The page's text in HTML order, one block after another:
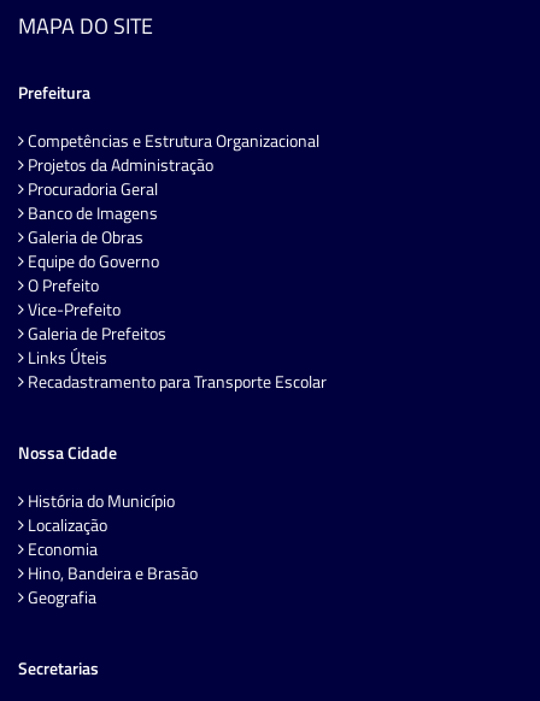
MAPA DO SITE
Prefeitura
Competências e Estrutura Organizacional
Projetos da Administração
Procuradoria Geral
Banco de Imagens
Galeria de Obras
Equipe do Governo
O Prefeito
Vice-Prefeito
Galeria de Prefeitos
Links Úteis
Recadastramento para Transporte Escolar
Nossa Cidade
História do Município
Localização
Economia
Hino, Bandeira e Brasão
Geografia
Secretarias